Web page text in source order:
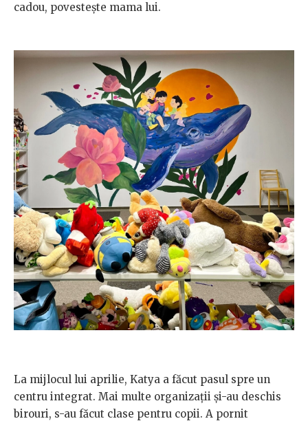
cadou, povestește mama lui.
La mijlocul lui aprilie, Katya a făcut pasul spre un
centru integrat. Mai multe organizații și-au deschis
birouri, s-au făcut clase pentru copii. A pornit